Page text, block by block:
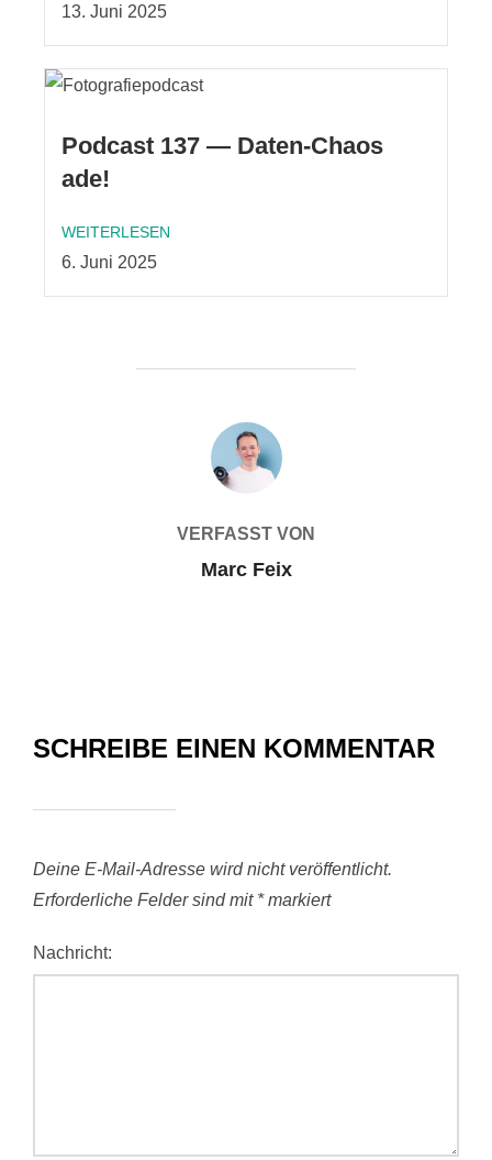
13. Juni 2025
Podcast 137 — Daten-Chaos
ade!
WEITERLESEN
6. Juni 2025
BEITRAGSAUTOR
VERFASST VON
Marc Feix
SCHREIBE EINEN KOMMENTAR
Deine E-Mail-Adresse wird nicht veröffentlicht.
Erforderliche Felder sind mit *markiert
Nachricht: